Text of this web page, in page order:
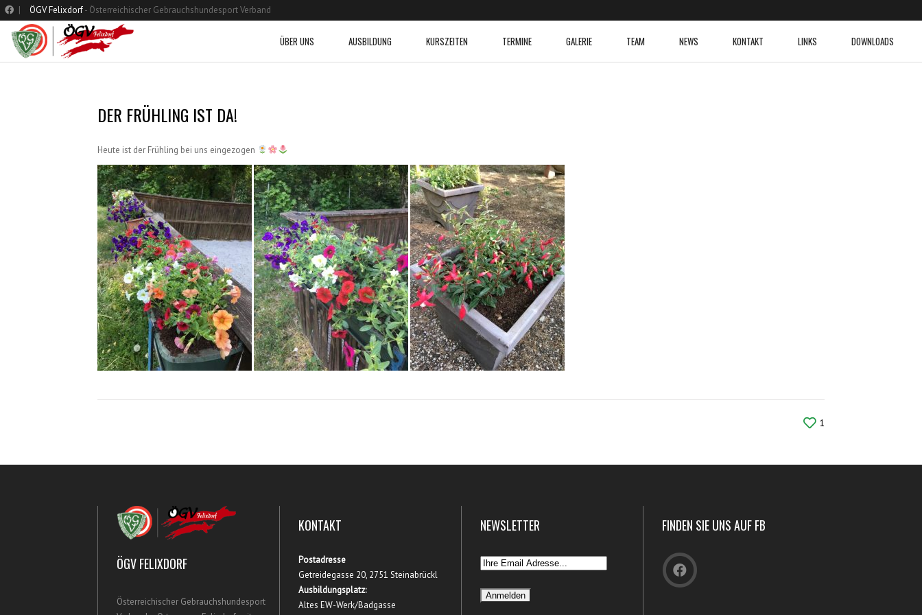
| ÖGV Felixdorf- Österreichischer Gebrauchshundesport Verband
ÜBER UNS AUSBILDUNG KURSZEITEN TERMINE GALERIE TEAM NEWS KONTAKT LINKS DOWNLOADS
DER FRÜHLING IST DA!
Heute ist der Frühling bei uns eingezogen
1
ÖGV FELIXDORF
Österreichischer Gebrauchshundesport
KONTAKT
Postadresse
Getreidegasse 20, 2751 Steinabrückl
Ausbildungsplatz:
Altes EW-Werk/Badgasse
NEWSLETTER FINDEN SIE UNS AUF FB